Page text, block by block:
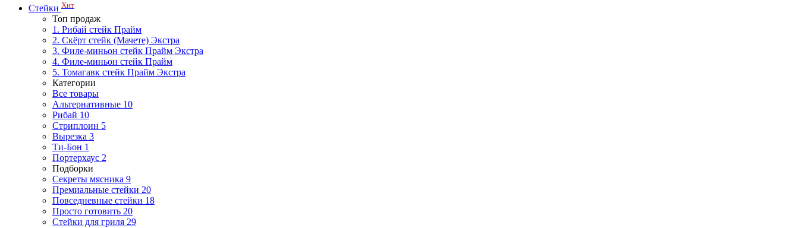
Стейки Хит
Топ продаж
1. Рибай cтейк Прайм
2. Скёрт стейк (Мачете) Экстра
3. Филе-миньон стейк Прайм Экстра
4. Филе-миньон стейк Прайм
5. Томагавк стейк Прайм Экстра
Категории
Все товары
Альтернативные 10
Рибай 10
Стриплоин 5
Вырезка 3
Ти-Бон 1
Портерхаус 2
Подборки
Секреты мясника 9
Премиальные стейки 20
Повседневные стейки 18
Просто готовить 20
Стейки для гриля 29